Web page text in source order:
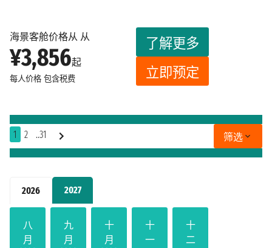
2026 2027
八
月
九
月
十
月
十
一
十
二
海景客舱价格从 从
¥3,856起
每人价格 包含税费
了解更多
立即预定
1 2 ..31 筛选